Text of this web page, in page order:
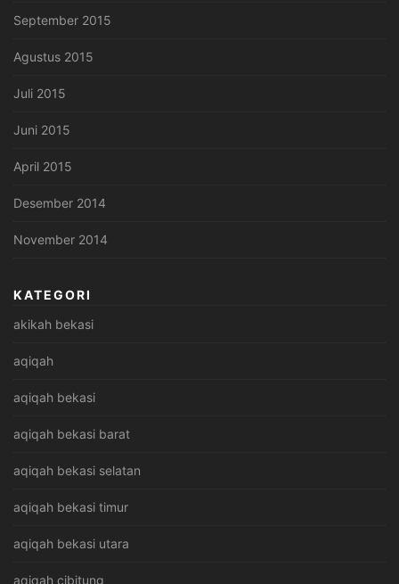
September 2015
Agustus 2015
Juli 2015
Juni 2015
April 2015
Desember 2014
November 2014
KATEGORI
akikah bekasi
aqiqah
aqiqah bekasi
aqiqah bekasi barat
aqiqah bekasi selatan
aqiqah bekasi timur
aqiqah bekasi utara
aqiqah cibitung